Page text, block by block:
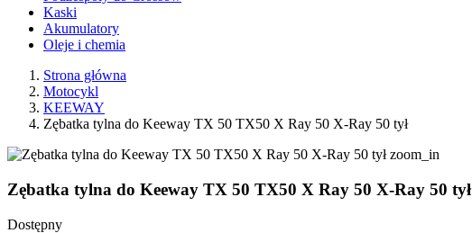
Kaski
Akumulatory
Oleje i chemia
Strona główna
Motocykl
KEEWAY
Zębatka tylna do Keeway TX 50 TX50 X Ray 50 X-Ray 50 tył
zoom_in
Zębatka tylna do Keeway TX 50 TX50 X Ray 50 X-Ray 50 tył
Dostępny